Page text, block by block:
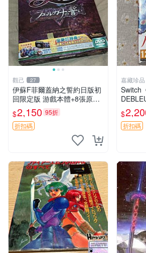
觀己 27
伊蘇F菲爾蓋納之誓約日版初
回限定版 游戲本體+8張原聲
CD 大盒裝 憑證齊全 輕便好
運輸 F傳奇啟程 日版收藏 游
戲大作
$2,150 95折
折扣碼
嘉藏珍品
Switch
遊戲
選 純盒
EBLEU
$
折扣碼